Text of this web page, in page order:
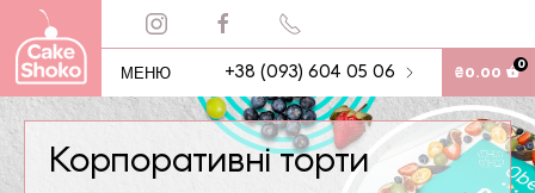
МЕНЮ +38 (093) 604 05 06 ₴0.00 0
Корпоративні торти